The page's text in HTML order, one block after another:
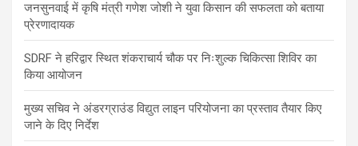
जनसुनवाई में कृषि मंत्री गणेश जोशी ने युवा किसान की सफलता को बताया
प्रेरणादायक
SDRF ने हरिद्वार स्थित शंकराचार्य चौक पर निःशुल्क चिकित्सा शिविर का
किया आयोजन
मुख्य सचिव ने अंडरग्राउंड विद्युत लाइन परियोजना का प्रस्ताव तैयार किए
जाने के दिए निर्देश